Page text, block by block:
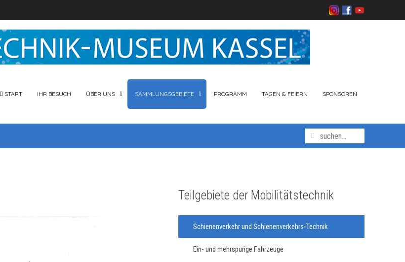
START IHR BESUCH ÜBER UNS SAMMLUNGSGEBIETE PROGRAMM TAGEN & FEIERN SPONSOREN
Teilgebiete der Mobilitätstechnik
Schienenverkehr und Schienenverkehrs-Technik
Ein- und mehrspurige Fahrzeuge